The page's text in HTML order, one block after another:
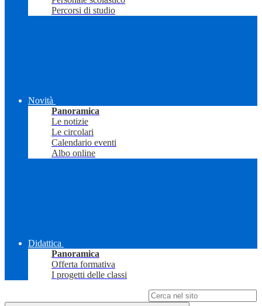
Percorsi di studio
Novità
Panoramica
Le notizie
Le circolari
Calendario eventi
Albo online
Didattica
Panoramica
Offerta formativa
I progetti delle classi